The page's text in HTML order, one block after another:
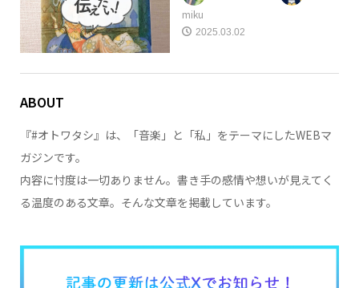
miku
2025.03.02
ABOUT
『#オトワタシ』は、「音楽」と「私」をテーマにしたWEBマ
ガジンです。
内容に忖度は一切ありません。書き手の感情や想いが見えてく
る温度のある文章。そんな文章を掲載しています。